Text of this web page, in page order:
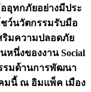
อุทกภัยอย่างมีประ
ชว์นวัตกรรมรับมือ
ริมความปลอดภัย
นึ่งของงาน Social
รรมด้านการพัฒนา
มนี้ ณ อิมแพ็ค เมือง